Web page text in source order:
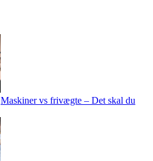
Maskiner vs frivægte – Det skal du